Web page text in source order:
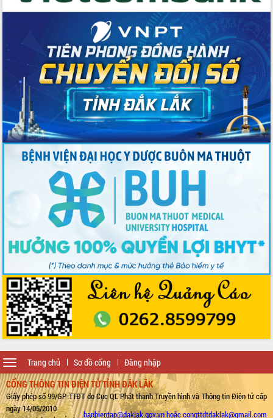
Trang chủ Sơ đồ cổng Đăng nhập
Toggle
navigation
CỔNG THÔNG TIN ĐIỆN TỬ TỈNH ĐẮK LẮK
Giấy phép số 99/GP-TTĐT do Cục QL Phát thanh Truyền hình và Thông tin Điện tử cấp
ngày 14/05/2010
banbientap@daklak.gov.vn hoặc congttdtdaklak@gmail.com